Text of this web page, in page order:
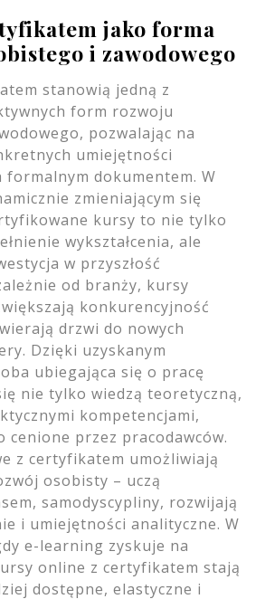
jako forma
i zawodowego
stanowią jedną z
form rozwoju
pozwalając na
umiejętności
dokumentem. W
zmieniającym się
kursy to nie tylko
wykształcenia, ale
w przyszłość
od branży, kursy
konkurencyjność
drzwi do nowych
Dzięki uzyskanym
ubiegająca się o pracę
nie tylko wiedzą teoretyczną,
kompetencjami,
cenione przez pracodawców.
z certyfikatem umożliwiają
osobisty – uczą
samodyscypliny, rozwijają
i umiejętności analityczne. W
e-learning zyskuje na
online z certyfikatem stają
dostępne, elastyczne i